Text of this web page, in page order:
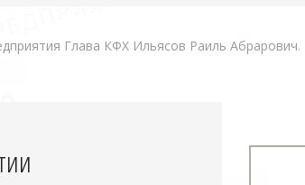
Глава КФХ Ильясов Раиль Абрарович.